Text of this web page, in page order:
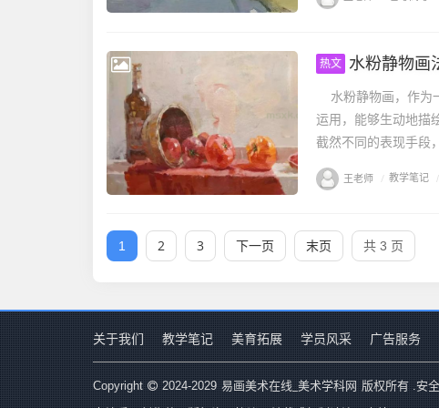
热文 水粉静物画
水粉静物画，作为
运用，能够生动地描
截然不同的表现手段
王老师 / 教学笔记 /
1 2 3 下一页 末页 共 3 页
关于我们 教学笔记 美育拓展 学员风采 广告服务
Copyright 2024-2029 易画美术在线_美术学科网 版权所有 .安